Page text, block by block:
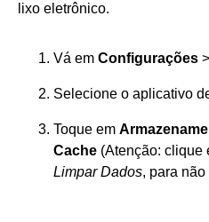
lixo eletrônico.
Vá em Configurações >
Selecione o aplicativo
Toque em
Cache (Atenção: clique
Limpar Dados, para